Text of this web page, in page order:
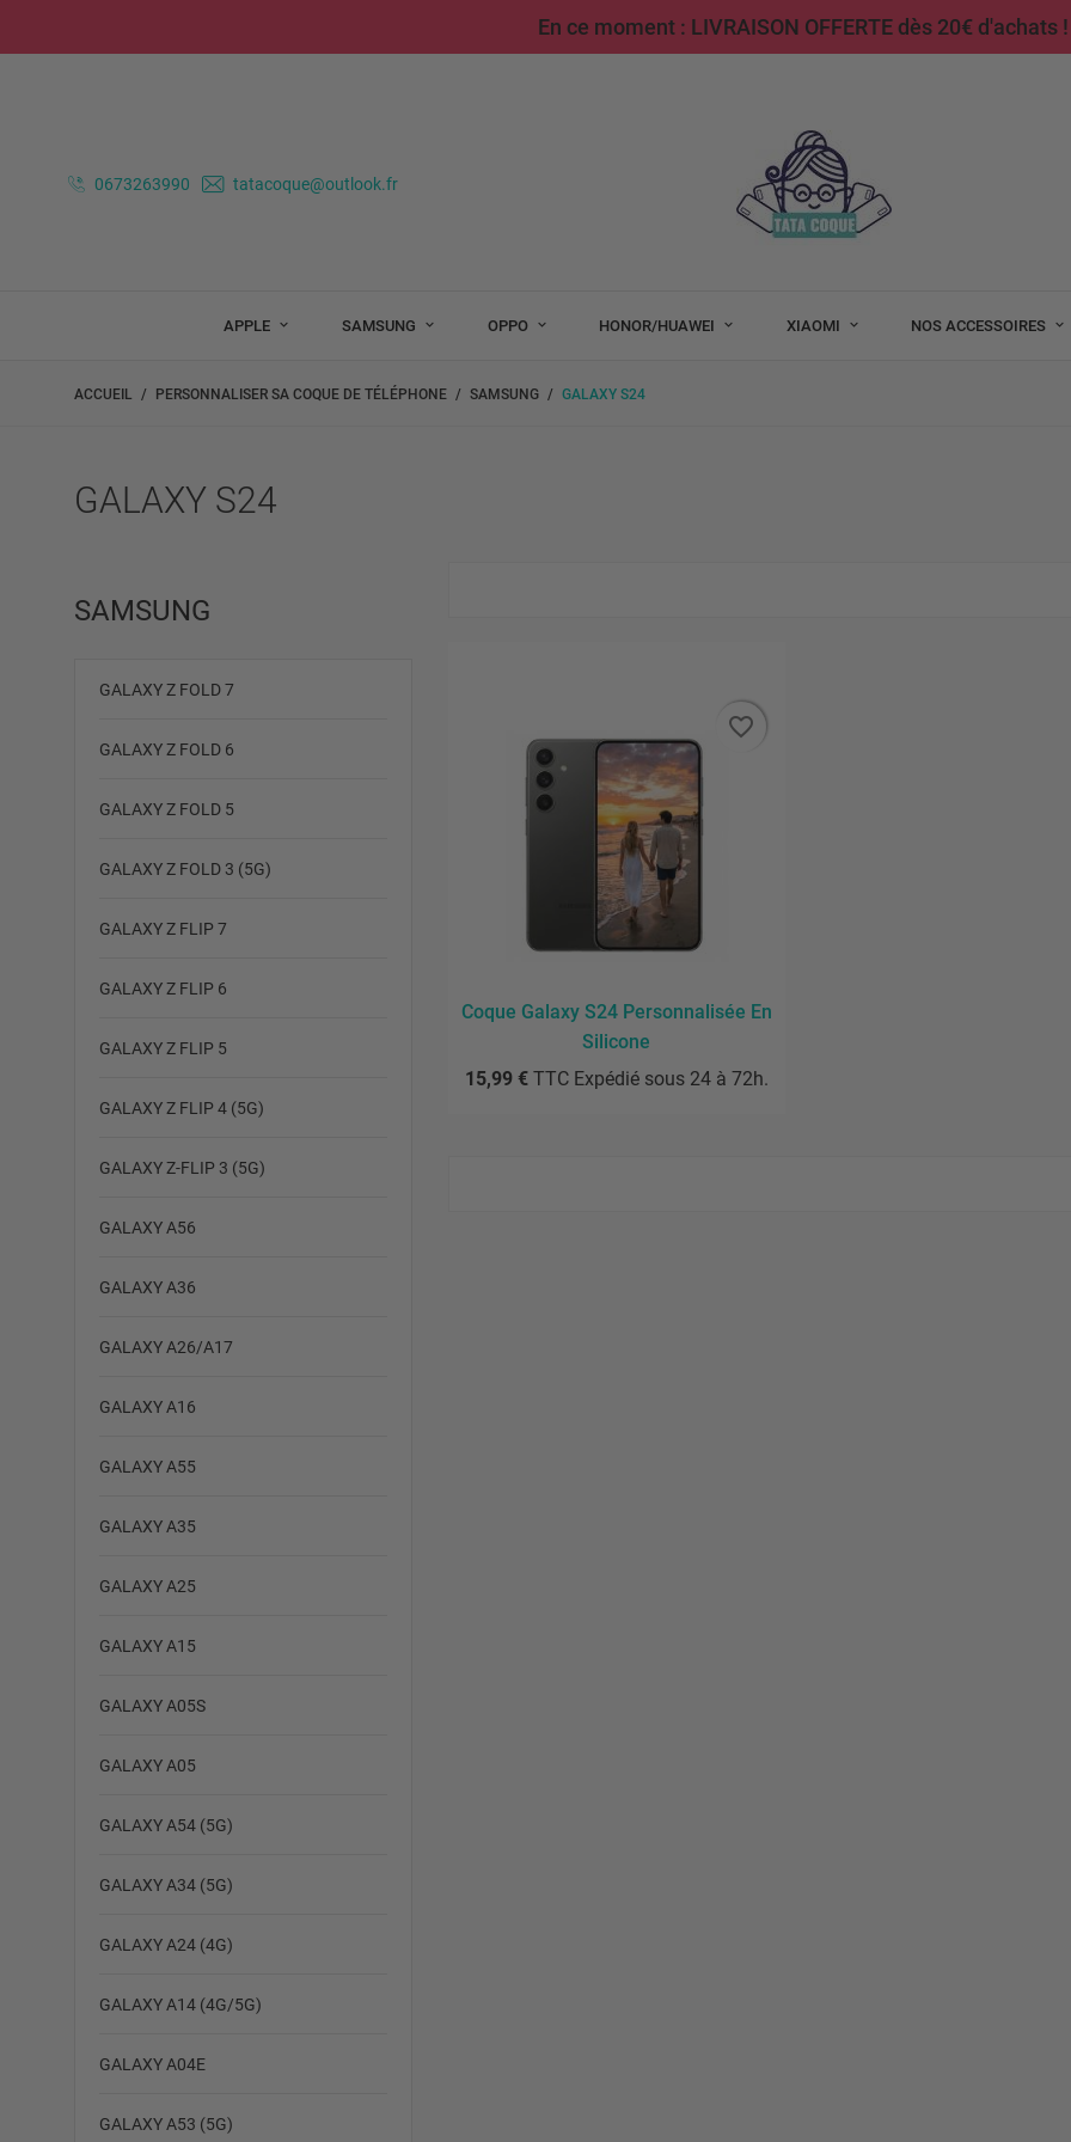
En ce moment : LIVRAISON OFFERTE dès 20€ d'achats !
0673263990 tatacoque@outlook.fr
APPLE SAMSUNG OPPO HONOR/HUAWEI XIAOMI NOS ACCESSOIRES
ACCUEIL PERSONNALISER SA COQUE DE TÉLÉPHONE SAMSUNG GALAXY S24
GALAXY S24
SAMSUNG
GALAXY Z FOLD 7
GALAXY Z FOLD 6
GALAXY Z FOLD 5
GALAXY Z FOLD 3 (5G)
GALAXY Z FLIP 7
GALAXY Z FLIP 6
GALAXY Z FLIP 5
GALAXY Z FLIP 4 (5G)
GALAXY Z-FLIP 3 (5G)
GALAXY A56
GALAXY A36
GALAXY A26/A17
GALAXY A16
GALAXY A55
GALAXY A35
GALAXY A25
GALAXY A15
GALAXY A05S
GALAXY A05
GALAXY A54 (5G)
GALAXY A34 (5G)
GALAXY A24 (4G)
GALAXY A14 (4G/5G)
GALAXY A04E
GALAXY A53 (5G)
Coque Galaxy S24 Personnalisée En
Silicone
15,99 €TTC Expédié sous 24 à 72h.
favorite_border
favorite_border